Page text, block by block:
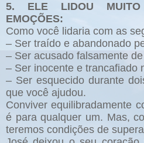
5. ELE LIDOU
EMOÇÕES:
Como você lidaria com as
– Ser traído e abandonado
– Ser acusado falsamente
– Ser inocente e trancafiado
– Ser esquecido durante
que você ajudou.
Conviver equilibradamente
é para qualquer um. Mas,
teremos condições de